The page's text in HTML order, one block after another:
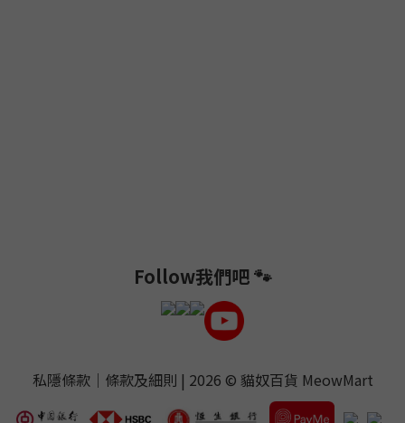
Follow我們吧 🐾
私隱條款｜ 條款及細則 | 2026 © 貓奴百貨 MeowMart